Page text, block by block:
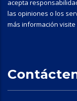
acepta
las opiniones o los
más información